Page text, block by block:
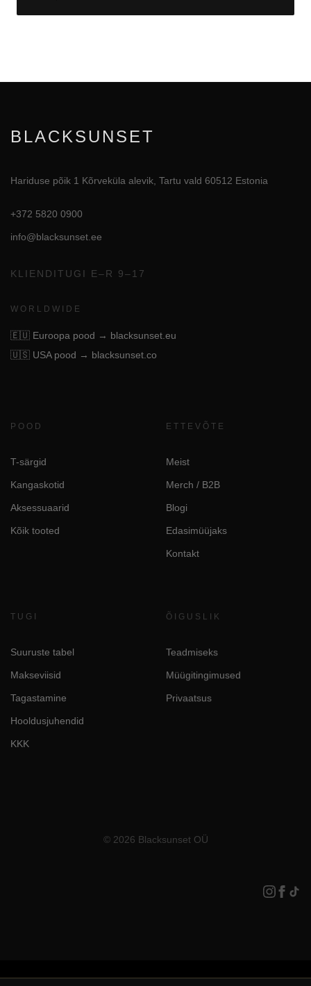
BLACKSUNSET
Hariduse põik 1 Kõrveküla alevik, Tartu vald 60512 Estonia
+372 5820 0900
info@blacksunset.ee
KLIENDITUGI E–R 9–17
WORLDWIDE
🇪🇺 Euroopa pood → blacksunset.eu
🇺🇸 USA pood → blacksunset.co
POOD
T-särgid
Kangaskotid
Aksessuaarid
Kõik tooted
ETTEVÕTE
Meist
Merch / B2B
Blogi
Edasimüüjaks
Kontakt
TUGI
Suuruste tabel
Makseviisid
Tagastamine
Hooldusjuhendid
KKK
ÕIGUSLIK
Teadmiseks
Müügitingimused
Privaatsus
© 2026 Blacksunset OÜ